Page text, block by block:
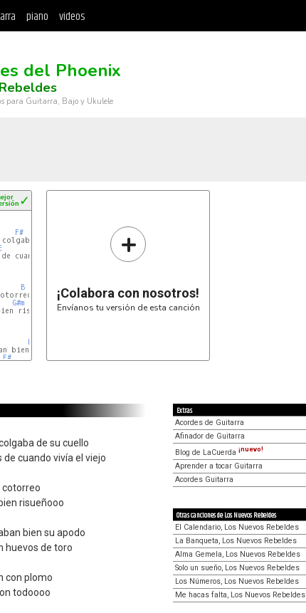
piano videos
del Phoenix
para Guitarra, Bajo y Ukulele
✓
F#
cuando vivía el viejo
B
G#m
risueñooo
F#
F#
+
¡Colabora con nosotros!
Envíanos tu versión de esta canción
de su cuello
cuando vivía el viejo
cotorreo
risueñooo
bien su apodo
huevos de toro
con plomo
todoooo
Extras
Acordes de Guitarra
Afinador de Guitarra
Blog de LaCuerda ¡nuevo!
Aprender a tocar Guitarra
Acordes Guitarra
Otras canciones de Los Nuevos Rebeldes
El Calendario, Los Nuevos Rebeldes
La Banqueta, Los Nuevos Rebeldes
Alma Gemela, Los Nuevos Rebeldes
Solo un sueño, Los Nuevos Rebeldes
Los Números, Los Nuevos Rebeldes
Me hacas falta, Los Nuevos Rebeldes